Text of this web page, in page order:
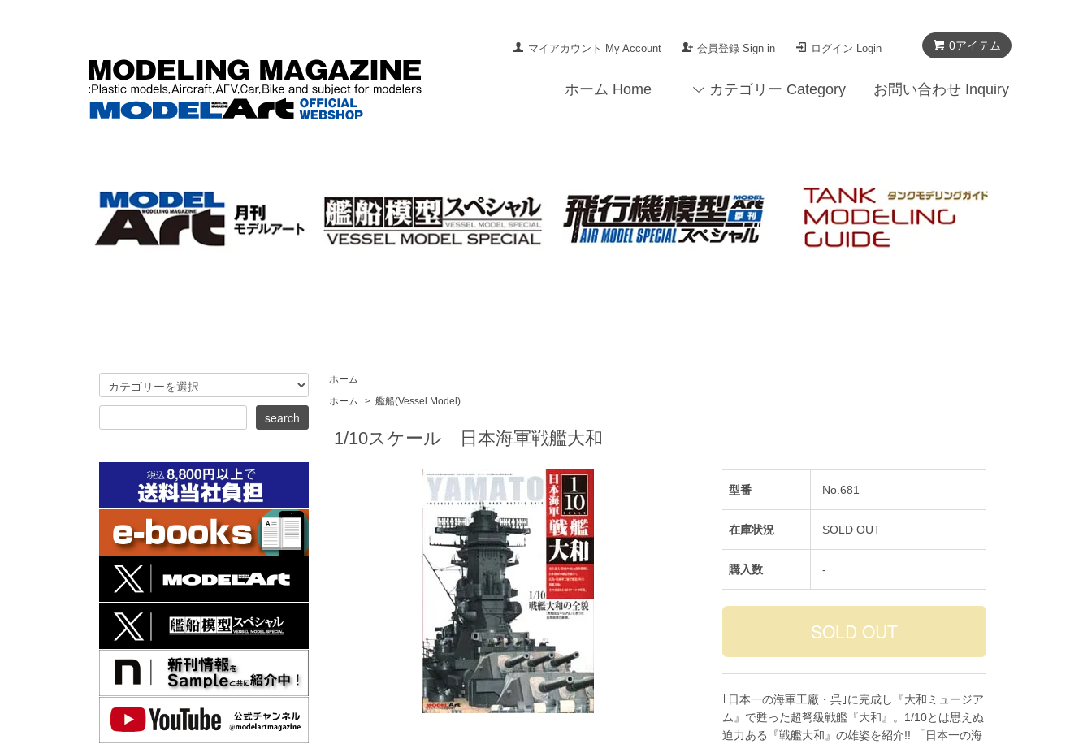
0アイテム
マイアカウント My Account 会員登録 Sign in ログイン Login
ホーム Home カテゴリー Category お問い合わせ Inquiry
ホーム
ホーム
> 艦船(Vessel Model)
1/10スケール 日本海軍戦艦大和
型番 No.681
在庫状況 SOLD OUT
購入数 -
｢日本一の海軍工廠・呉｣に完成し『大和ミュージア
ム』で甦った超弩級戦艦『大和』。1/10とは思えぬ
迫力ある『戦艦大和』の雄姿を紹介!! 「日本一の海